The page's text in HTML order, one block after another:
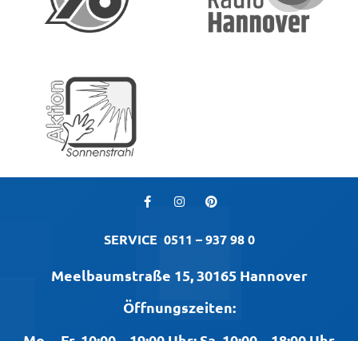
SERVICE 0511 – 937 98 0
Meelbaumstraße 15, 30165 Hannover
Öffnungszeiten: